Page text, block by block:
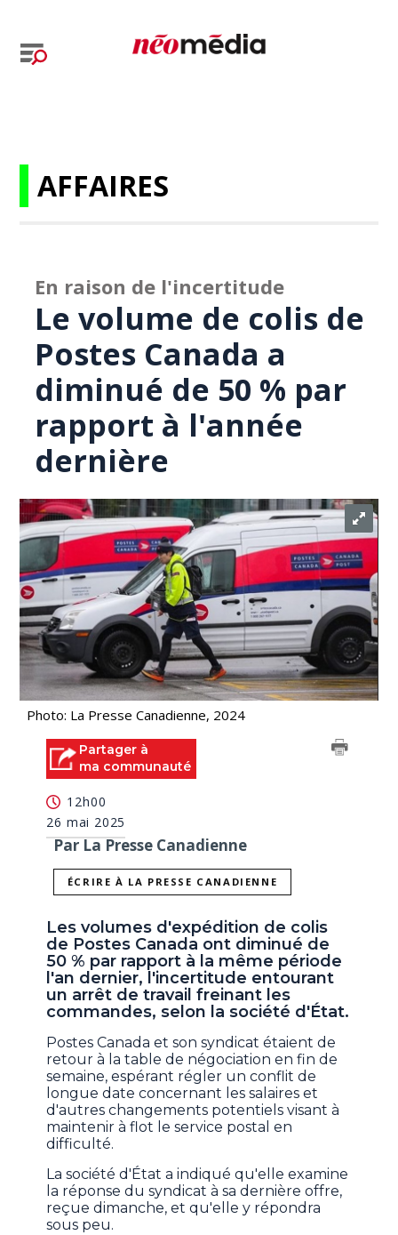
AFFAIRES
En raison de l'incertitude
Le volume de colis de
Postes Canada a
diminué de 50 % par
rapport à l'année
dernière
Photo: La Presse Canadienne, 2024
Partager à
ma communauté
12h00
26 mai 2025
Par La Presse Canadienne
ÉCRIRE À LA PRESSE CANADIENNE
Les volumes d'expédition de colis
de Postes Canada ont diminué de
50 % par rapport à la même période
l'an dernier, l'incertitude entourant
un arrêt de travail freinant les
commandes, selon la société d'État.
Postes Canada et son syndicat étaient de
retour à la table de négociation en fin de
semaine, espérant régler un conflit de
longue date concernant les salaires et
d'autres changements potentiels visant à
maintenir à flot le service postal en
difficulté.
La société d'État a indiqué qu'elle examine
la réponse du syndicat à sa dernière offre,
reçue dimanche, et qu'elle y répondra
sous peu.